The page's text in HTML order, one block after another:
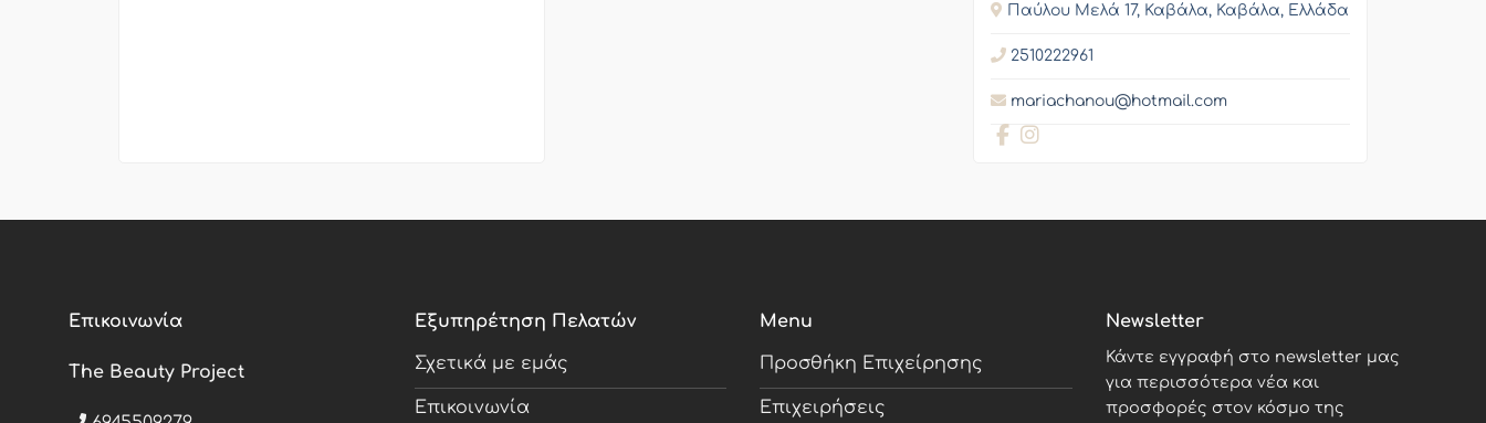
Παύλου Μελά 17, Καβάλα, Καβάλα, Ελλάδα
2510222961
mariachanou@hotmail.com
Επικοινωνία
The Beauty Project
Εξυπηρέτηση Πελατών
Σχετικά με εμάς
Επικοινωνία
Menu
Προσθήκη Επιχείρησης
Επιχειρήσεις
Newsletter
Κάντε εγγραφή στο newsletter μας
για περισσότερα νέα και
προσφορές στον κόσμο της